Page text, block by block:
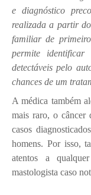
e diagnóstico
realizada a partir
familiar de
permite identificar
detectáveis pelo
chances de um
A médica também
mais raro, o câncer
casos
homens. Por isso,
atentos a
mastologista caso